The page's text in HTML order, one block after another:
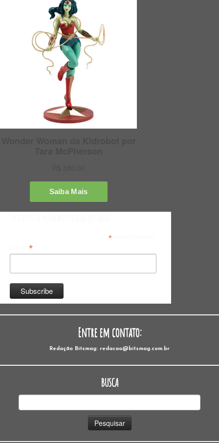
*indicates required
*
Entre em contato:
Redação Bitsmag: redacao@bitsmag.com.br
BUSCA